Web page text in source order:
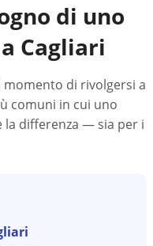
di uno
Cagliari
di rivolgersi a
comuni in cui uno
la differenza — sia per i